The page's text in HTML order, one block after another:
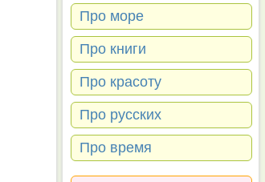
Про море
Про книги
Про красоту
Про русских
Про время